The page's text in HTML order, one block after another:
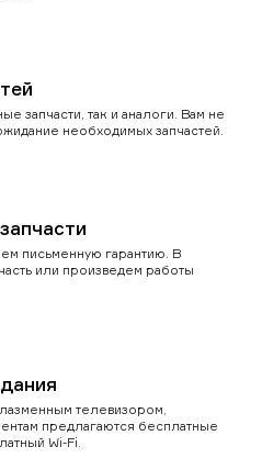
запчасти, так и аналоги. Вам не
необходимых запчастей.
письменную гарантию. В
или произведем работы
телевизором,
предлагаются бесплатные
Wi-Fi.